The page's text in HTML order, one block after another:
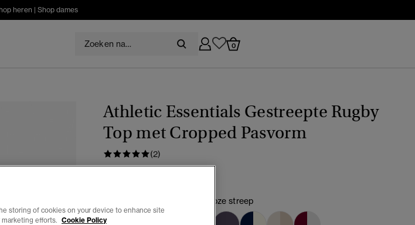
heren | Shop dames
0
Athletic Essentials Gestreepte Rugby
Top met Cropped Pasvorm
(2)
Lauren marineblauw/roze streep
geselecteerd
storing of cookies on your device to enhance site
marketing efforts. Cookie Policy